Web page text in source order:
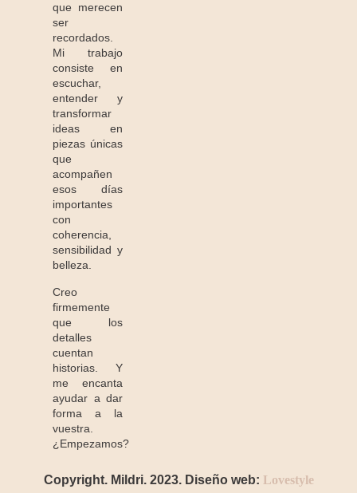
que merecen
ser
recordados.
Mi trabajo
consiste en
escuchar,
entender y
transformar
ideas en
piezas únicas
que
acompañen
esos días
importantes
con
coherencia,
sensibilidad y
belleza.
Creo
firmemente
que los
detalles
cuentan
historias. Y
me encanta
ayudar a dar
forma a la
vuestra.
¿Empezamos?
Copyright. Mildri. 2023. Diseño web: Lovestyle